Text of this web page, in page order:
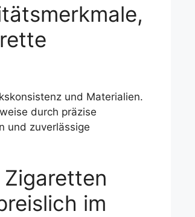
und Materialien.
durch präzise
und zuverlässige
im